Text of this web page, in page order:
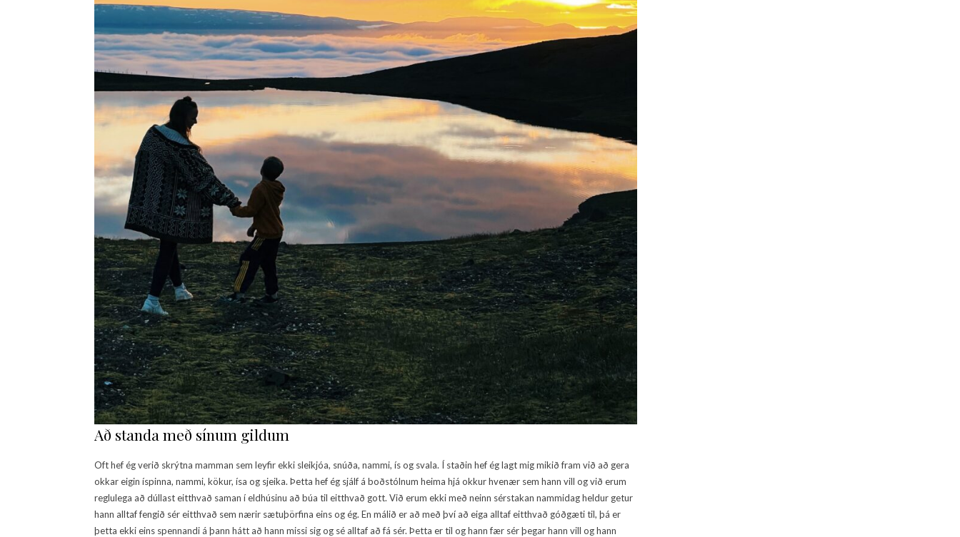
Að standa með sínum gildum
Oft hef ég verið skrýtna mamman sem leyfir ekki sleikjóa, snúða, nammi, ís og svala. Í staðin hef ég lagt mig mikið fram við að gera
okkar eigin íspinna, nammi, kökur, ísa og sjeika. Þetta hef ég sjálf á boðstólnum heima hjá okkur hvenær sem hann vill og við erum
reglulega að dúllast eitthvað saman í eldhúsinu að búa til eitthvað gott. Við erum ekki með neinn sérstakan nammidag heldur getur
hann alltaf fengið sér eitthvað sem nærir sætuþörfina eins og ég. En málið er að með því að eiga alltaf eitthvað góðgæti til, þá er
þetta ekki eins spennandi á þann hátt að hann missi sig og sé alltaf að fá sér. Þetta er til og hann fær sér þegar hann vill og hann